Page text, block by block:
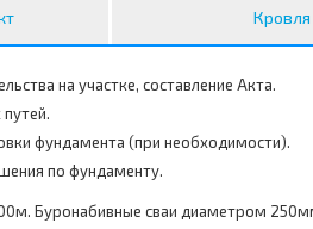
Кровля
на участке, составление Акта.
фундамента (при необходимости).
по фундаменту.
Буронабивные сваи диаметром